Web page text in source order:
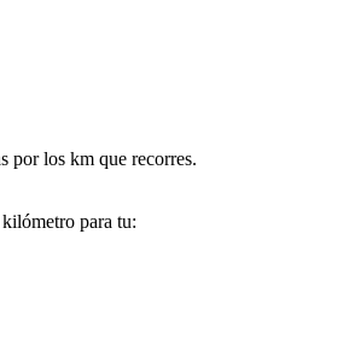
por los km que recorres.
para tu: